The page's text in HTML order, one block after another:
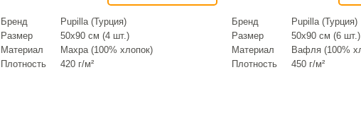
Бренд
Pupilla (Турция)
Размер
50х90 см (4 шт.)
Материал
Махра (100% хлопок)
Плотность
420 г/м²
Бренд
Pupilla (Турция)
Размер
50х90 см (6 шт.)
Материал
Вафля (100%
Плотность
450 г/м²